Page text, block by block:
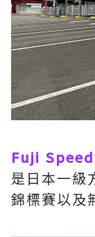
Fuji
是日本一級
錦標賽以及